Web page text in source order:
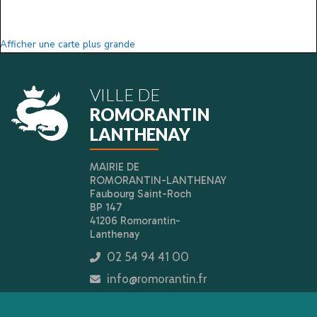
Afficher une carte plus grande
VILLE DE
ROMORANTIN
LANTHENAY
MAIRIE DE
ROMORANTIN-LANTHENAY
Faubourg Saint-Roch
BP 147
41206 Romorantin-
Lanthenay
icon
02 54 94 41 00
icon
info@romorantin.fr